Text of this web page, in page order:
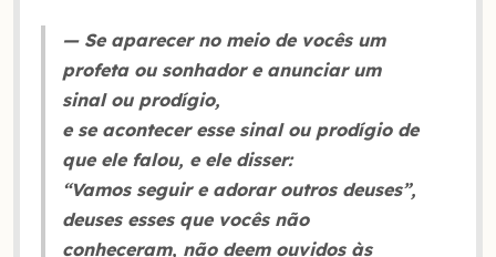
— Se aparecer no meio de vocês um
profeta ou sonhador e anunciar um
sinal ou prodígio,
e se acontecer esse sinal ou prodígio de
que ele falou, e ele disser:
“Vamos seguir e adorar outros deuses”,
deuses esses que vocês não
conheceram, não deem ouvidos às